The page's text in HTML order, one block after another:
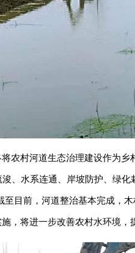
农村河道生态治理建设作为
、水系连通、岸坡防护、绿
至目前，河道整治基本完成，
，将进一步改善农村水环境